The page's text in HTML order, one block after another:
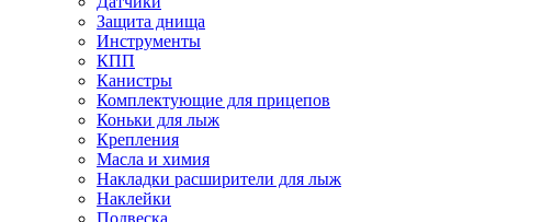
Защита днища
Инструменты
КПП
Канистры
Комплектующие для прицепов
Коньки для лыж
Крепления
Масла и химия
Накладки расширители для лыж
Наклейки
Подвеска